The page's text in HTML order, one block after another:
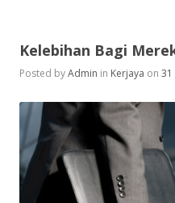
Kelebihan Bagi
Posted byAdmin in Kerjaya on 31